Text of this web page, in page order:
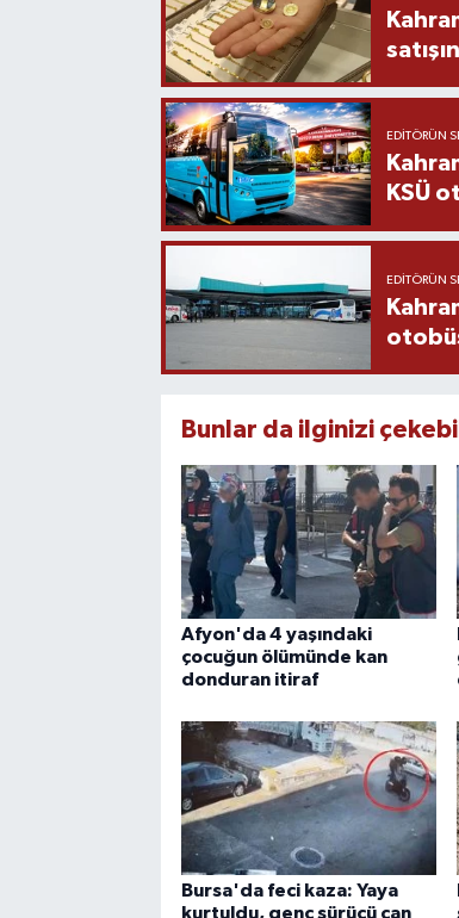
EDITÖRÜN
KSÜ
EDITÖRÜN
Bunlar da ilginizi
Afyon'da 4 yaşındaki
çocuğun ölümünde kan
donduran itiraf
Bursa'da feci kaza: Yaya
kurtuldu, genç sürücü can